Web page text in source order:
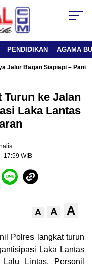
PENDIDIKAN AGAMA
Jalur Bagan Siapiapi –
ke Jalan
Laka Lantas
- 17:59 WIB
A A A
Polres langkat turun
Laka Lantas
Lintas, Personil